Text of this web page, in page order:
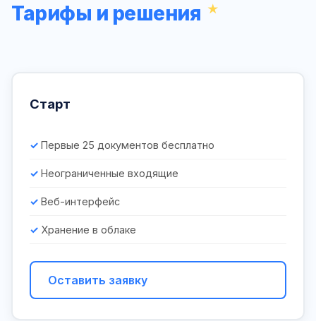
Тарифы и решения
Старт
Первые 25 документов бесплатно
Неограниченные входящие
Веб-интерфейс
Хранение в облаке
Оставить заявку